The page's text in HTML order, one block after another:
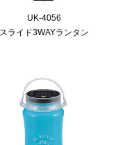
UK-4056
スライド3WAYランタン